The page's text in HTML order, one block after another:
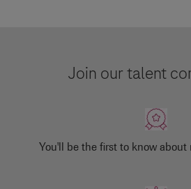
Join our talent
You'll be the first to know